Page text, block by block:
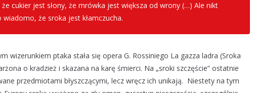
cukier jest słony, że mrówka jest większa od wrony (…) Ale nikt
że sroka jest kłamczucha.
wizerunkiem ptaka stała się opera G. Rossiniego La gazza ladra (Sroka
o kradzież i skazana na karę śmierci. Na „sroki szczęście” ostatnie
przedmiotami błyszczącymi, lecz wręcz ich unikają. Niestety na tym